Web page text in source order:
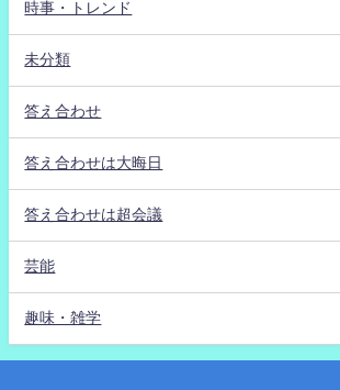
時事・トレンド
未分類
答え合わせ
答え合わせは大晦日
答え合わせは超会議
芸能
趣味・雑学